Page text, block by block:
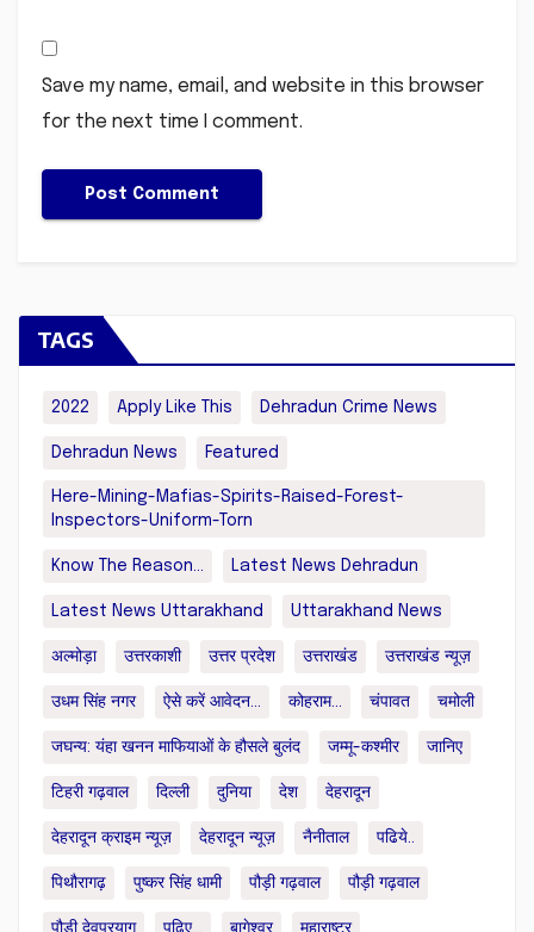
Save my name, email, and website in this browser
for the next time I comment.
TAGS
2022 Apply Like This Dehradun Crime News
Dehradun News Featured
Here-Mining-Mafias-Spirits-Raised-Forest-
Inspectors-Uniform-Torn
Know The Reason... Latest News Dehradun
Latest News Uttarakhand Uttarakhand News
अल्मोड़ा उत्तरकाशी उत्तर प्रदेश उत्तराखंड उत्तराखंड न्यूज़
उधम सिंह नगर ऐसे करें आवेदन... कोहराम... चंपावत चमोली
जघन्य: यंहा खनन माफियाओं के हौसले बुलंद जम्मू-कश्मीर जानिए
टिहरी गढ़वाल दिल्ली दुनिया देश देहरादून
देहरादून क्राइम न्यूज़ देहरादून न्यूज़ नैनीताल पढिये..
पिथौरागढ़ पुष्कर सिंह धामी पौड़ी गढ़वाल पौड़ी गढ़वाल
पौड़ी देवप्रयाग पढ़िए... बागेश्वर महाराष्ट्र